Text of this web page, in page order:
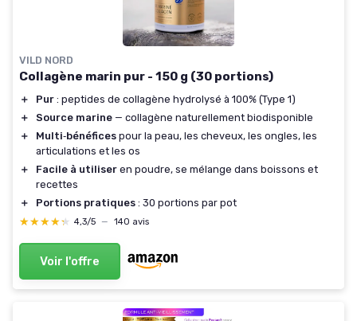
VILD NORD
Collagène marin pur - 150 g (30 portions)
＋ Pur : peptides de collagène hydrolysé à 100% (Type 1)
＋
Source marine — collagène naturellement biodisponible
＋
Multi‑bénéfices pour la peau, les cheveux, les ongles, les
articulations et les os
＋
Facile à utiliser en poudre, se mélange dans boissons et
recettes
＋
Portions pratiques : 30 portions par pot
★★★★★
★★★★★ 4,3/5 — 140 avis
Voir l'offre